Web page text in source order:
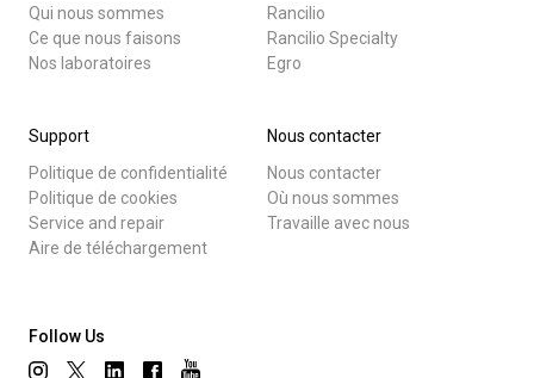
Qui nous sommes
Ce que nous faisons
Nos laboratoires
Rancilio
Rancilio Specialty
Egro
Support
Politique de confidentialité
Politique de cookies
Service and repair
Aire de téléchargement
Nous contacter
Nous contacter
Où nous sommes
Travaille avec nous
Follow Us